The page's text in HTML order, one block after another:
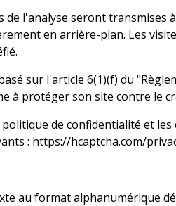
de l'analyse seront transmises
en arrière-plan. Les
sur l'article 6(1)(f) du
à protéger son site contre le
de confidentialité et
: https://hcaptcha.com/
au format alphanumérique